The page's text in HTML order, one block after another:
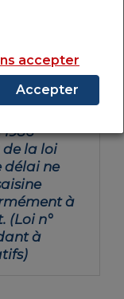
de
au
de la loi
délai ne
à
(Loi n°
à
accepter
Accepter